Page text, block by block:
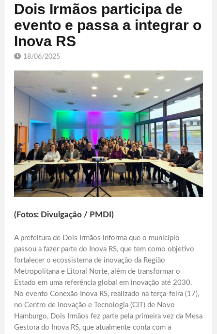
Dois Irmãos participa de
evento e passa a integrar o
Inova RS
18/06/2025
(Fotos: Divulgação / PMDI)
A prefeitura de Dois Irmãos informa que o município
passou a fazer parte do Inova RS, que tem como objetivo
fortalecer o ecossistema de inovação da Região
Metropolitana e Litoral Norte, além de transformar o
Estado em uma referência global em inovação até 2030.
No evento Conexão Inova RS, realizado na terça-feira (17),
no Centro de Inovação e Tecnologia (CIT) de Novo
Hamburgo, Dois Irmãos fez parte pela primeira vez da Mesa
Gestora do Inova RS, que atualmente conta com a